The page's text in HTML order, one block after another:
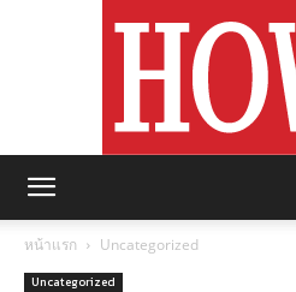
หน้าแรก Uncategorized
Uncategorized